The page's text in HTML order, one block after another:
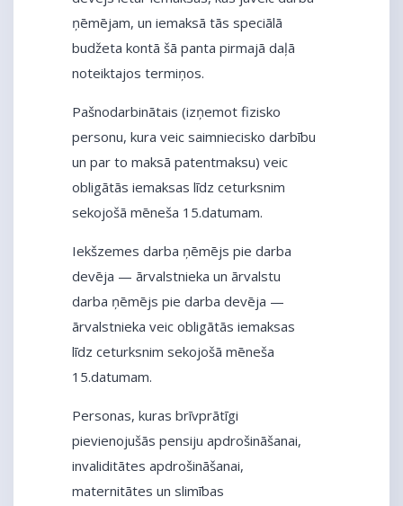
ņēmējam, un iemaksā tās speciālā
budžeta kontā šā panta pirmajā daļā
noteiktajos termiņos.
Pašnodarbinātais (izņemot fizisko
personu, kura veic saimniecisko darbību
un par to maksā patentmaksu) veic
obligātās iemaksas līdz ceturksnim
sekojošā mēneša 15.datumam.
Iekšzemes darba ņēmējs pie darba
devēja — ārvalstnieka un ārvalstu
darba ņēmējs pie darba devēja —
ārvalstnieka veic obligātās iemaksas
līdz ceturksnim sekojošā mēneša
15.datumam.
Personas, kuras brīvprātīgi
pievienojušās pensiju apdrošināšanai,
invaliditātes apdrošināšanai,
maternitātes un slimības